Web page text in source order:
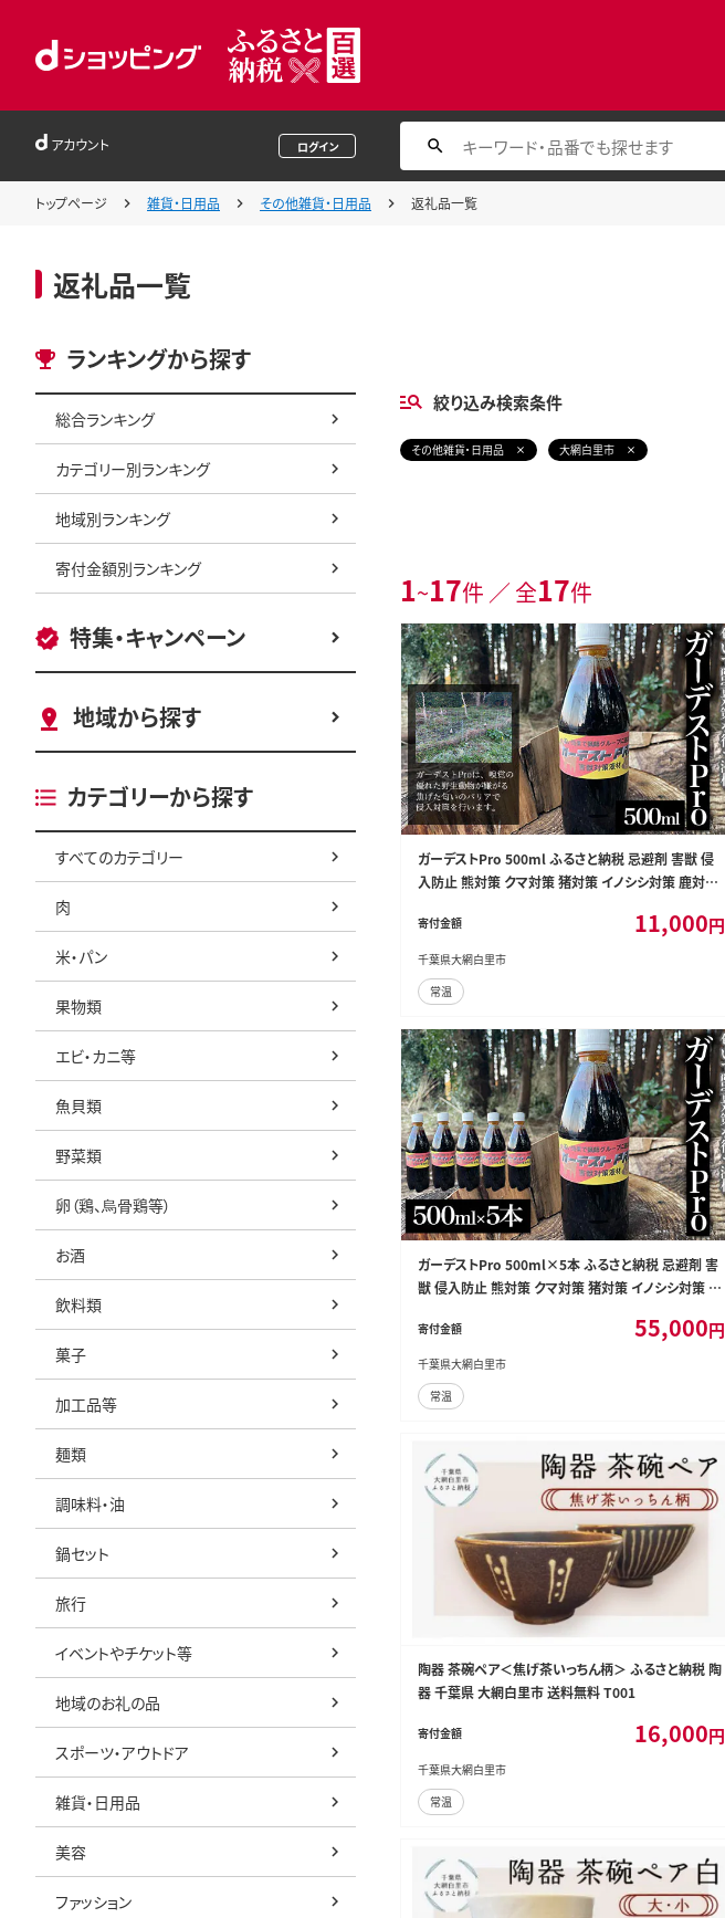
アカウント ログイン
トップページ 雑貨・日用品 その他雑貨・日用品 返礼品一覧
返礼品一覧
ランキングから探す
総合ランキング
カテゴリー別ランキング
地域別ランキング
寄付金額別ランキング
特集・キャンペーン
地域から探す
カテゴリーから探す
すべてのカテゴリー
肉
米・パン
果物類
エビ・カニ等
魚貝類
野菜類
卵（鶏、烏骨鶏等）
お酒
飲料類
菓子
加工品等
麺類
調味料・油
鍋セット
旅行
イベントやチケット等
地域のお礼の品
スポーツ・アウトドア
雑貨・日用品
美容
ファッション
絞り込み検索条件
その他雑貨・日用品 大網白里市
1~17件 ／ 全17件
ガーデストPro 500ml ふるさと納税 忌避剤 害獣 侵
入防止 熊対策 クマ対策 猪対策 イノシシ対策 鹿対策
里市 送料無料 AK001
寄付金額 11,000円
千葉県大網白里市
常温
ガーデストPro 500ml×5本 ふるさと納税 忌避剤 害
獣 侵入防止 熊対策 クマ対策 猪対策 イノシシ対策 シ
大網白里市 送料無料 AK004
寄付金額 55,000円
千葉県大網白里市
常温
陶器 茶碗ペア＜焦げ茶いっちん柄＞ ふるさと納税 陶
器 千葉県 大網白里市 送料無料 T001
寄付金額 16,000円
千葉県大網白里市
常温